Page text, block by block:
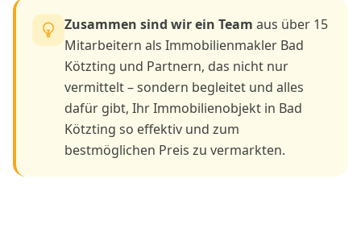
Zusammen sind wir ein Team aus über 15
Mitarbeitern als Immobilienmakler Bad
Kötzting und Partnern, das nicht nur
vermittelt – sondern begleitet und alles
dafür gibt, Ihr Immobilienobjekt in Bad
Kötzting so effektiv und zum
bestmöglichen Preis zu vermarkten.